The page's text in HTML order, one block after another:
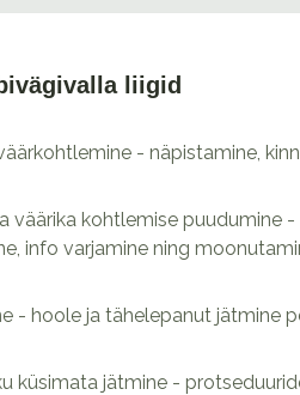
liigid
- näpistamine,
väärika kohtlemise puudumine
info varjamine ning
- hoole ja tähelepanut jätmine
küsimata jätmine -